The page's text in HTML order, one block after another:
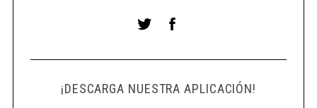
¡DESCARGA NUESTRA APLICACIÓN!